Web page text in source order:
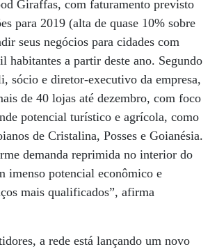
Giraffas, com faturamento previsto
para 2019 (alta de quase 10% sobre
seus negócios para cidades com
habitantes a partir deste ano. Segundo
sócio e diretor-executivo da empresa,
de 40 lojas até dezembro, com foco
potencial turístico e agrícola, como
de Cristalina, Posses e Goianésia.
demanda reprimida no interior do
imenso potencial econômico e
mais qualificados”, afirma
a rede está lançando um novo